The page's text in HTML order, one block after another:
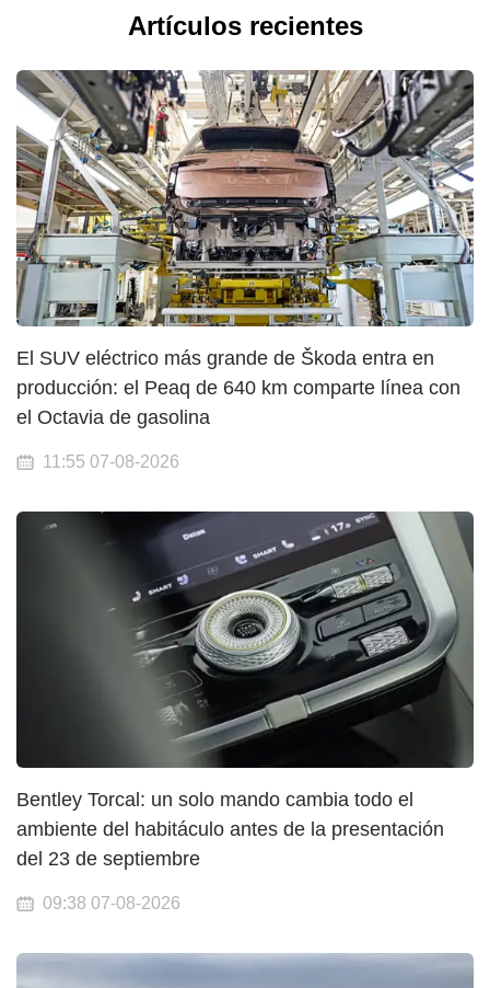
Artículos recientes
El SUV eléctrico más grande de Škoda entra en
producción: el Peaq de 640 km comparte línea con
el Octavia de gasolina
11:55 07-08-2026
Bentley Torcal: un solo mando cambia todo el
ambiente del habitáculo antes de la presentación
del 23 de septiembre
09:38 07-08-2026